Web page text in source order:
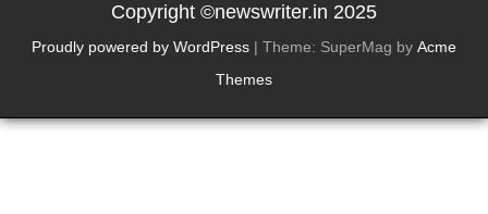
Copyright ©newswriter.in 2025
Proudly powered by WordPress | Theme: SuperMag by Acme
Themes